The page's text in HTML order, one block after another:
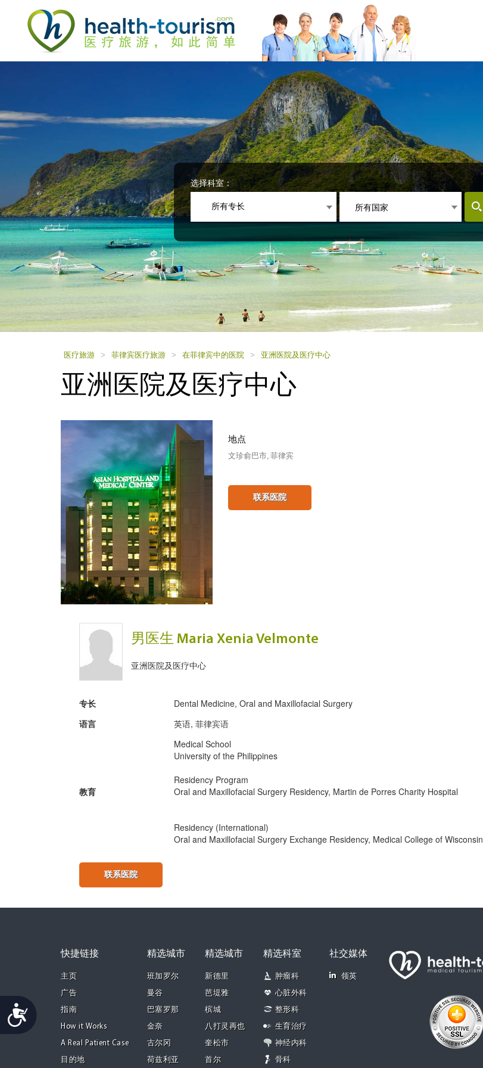
Control-
F11
to
people
with
visual
disabilities
who
are
using
a
screen
Press
Control-
Accessibility
选择科室：
所有专长 所有国家
医疗旅游 > 菲律宾医疗旅游 > 在菲律宾中的医院 > 亚洲医院及医疗中心
亚洲医院及医疗中心
地点
文珍俞巴市, 菲律宾
联系医院
男医生 Maria Xenia Velmonte
亚洲医院及医疗中心
专长
Dental Medicine, Oral and Maxillofacial Surgery
语言
英语, 菲律宾语
教育
Medical School
University of the Philippines
Residency Program
Oral and Maxillofacial Surgery Residency, Martin de Porres Charity Hospital
Residency (International)
Oral and Maxillofacial Surgery Exchange Residency, Medical College of Wisconsin
联系医院
快捷链接
主页
广告
指南
How it Works
A Real Patient Case
目的地
精选城市
班加罗尔
曼谷
巴塞罗那
金奈
古尔冈
荷兹利亚
精选城市
新德里
芭堤雅
槟城
八打灵再也
奎松市
首尔
精选科室
肿瘤科
心脏外科
整形科
生育治疗
神经内科
骨科
社交媒体
领英